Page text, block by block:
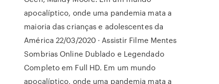
apocalíptico, onde uma pandemia mata a
maioria das crianças e adolescentes da
América 22/03/2020 · Assistir Filme Mentes
Sombrias Online Dublado e Legendado
Completo em Full HD. Em um mundo
apocalíptico, onde uma pandemia mata a